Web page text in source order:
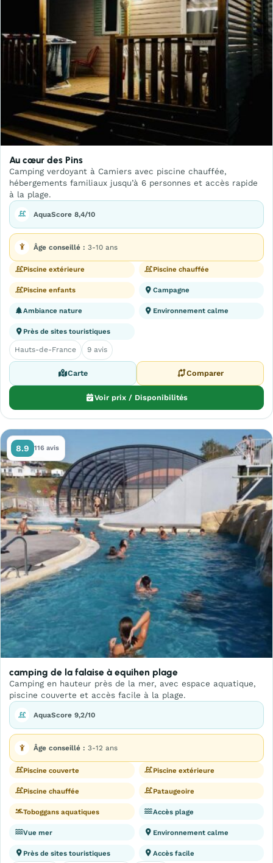
Au cœur des Pins
Camping verdoyant à Camiers avec piscine chauffée,
hébergements familiaux jusqu’à 6 personnes et accès rapide
à la plage.
AquaScore 8,4/10
Âge conseillé : 3-10 ans
Piscine extérieure Piscine chauffée
Piscine enfants Campagne
Ambiance nature Environnement calme
Près de sites touristiques
Hauts-de-France 9 avis
Carte Comparer
Voir prix / Disponibilités
8.9 116 avis
camping de la falaise à equihen plage
Camping en hauteur près de la mer, avec espace aquatique,
piscine couverte et accès facile à la plage.
AquaScore 9,2/10
Âge conseillé : 3-12 ans
Piscine couverte Piscine extérieure
Piscine chauffée Pataugeoire
Toboggans aquatiques Accès plage
Vue mer Environnement calme
Près de sites touristiques Accès facile